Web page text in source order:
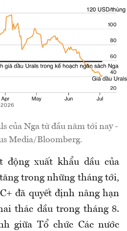
của Nga từ đầu năm tới nay -
Media/Bloomberg.
động xuất khẩu dầu của
trong những tháng tới,
đã quyết định nâng hạn
thác dầu trong tháng 8.
giữa Tổ chức Các nước